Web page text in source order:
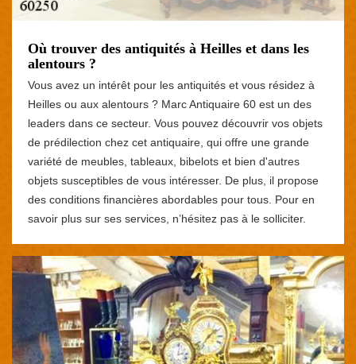
Où trouver des antiquités à Heilles et dans les
alentours ?
Vous avez un intérêt pour les antiquités et vous résidez à
Heilles ou aux alentours ? Marc Antiquaire 60 est un des
leaders dans ce secteur. Vous pouvez découvrir vos objets
de prédilection chez cet antiquaire, qui offre une grande
variété de meubles, tableaux, bibelots et bien d'autres
objets susceptibles de vous intéresser. De plus, il propose
des conditions financières abordables pour tous. Pour en
savoir plus sur ses services, n’hésitez pas à le solliciter.